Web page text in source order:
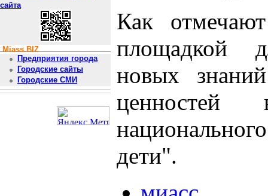
сайта
Miass.BIZ
Предприятия города
Городские сайты
Городские СМИ
Как
площадкой
новых
ценностей
дети".